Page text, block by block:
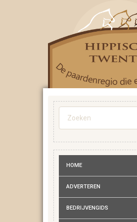
Zoekveld
HOME
ADVERTEREN
BEDRIJVENGIDS